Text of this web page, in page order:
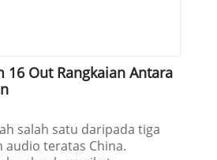
16 Out Rangkaian Antara
salah satu daripada tiga
audio teratas China.